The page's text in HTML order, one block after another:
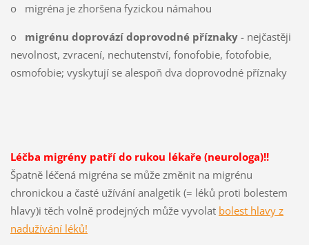
o migréna je zhoršena fyzickou námahou
o migrénu doprovází doprovodné příznaky- nejčastěji
nevolnost, zvracení, nechutenství, fonofobie, fotofobie,
osmofobie; vyskytují se alespoň dva doprovodné příznaky
Léčba migrény patří do rukou lékaře (neurologa)!!
Špatně léčená migréna se může změnit na migrénu
chronickou a časté užívání analgetik (= léků proti bolestem
hlavy)i těch volně prodejných může vyvolat bolest hlavy z
nadužívání léků!